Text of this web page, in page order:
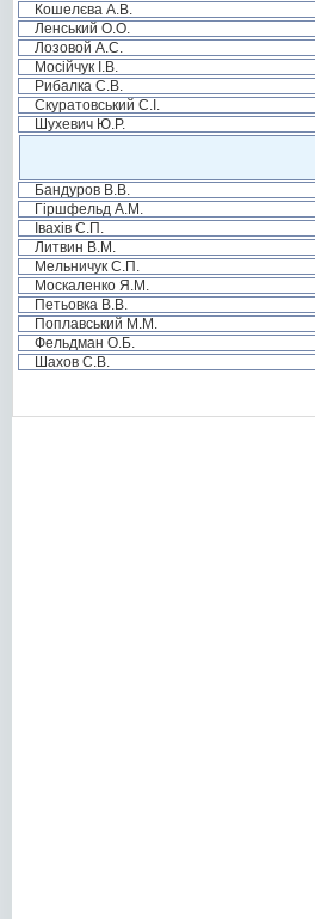
Кошелєва А.В.
Ленський О.О.
Лозовой А.С.
Мосійчук І.В.
Рибалка С.В.
Скуратовський С.І.
Шухевич Ю.Р.
Бандуров В.В.
Гіршфельд А.М.
Івахів С.П.
Литвин В.М.
Мельничук С.П.
Москаленко Я.М.
Петьовка В.В.
Поплавський М.М.
Фельдман О.Б.
Шахов С.В.